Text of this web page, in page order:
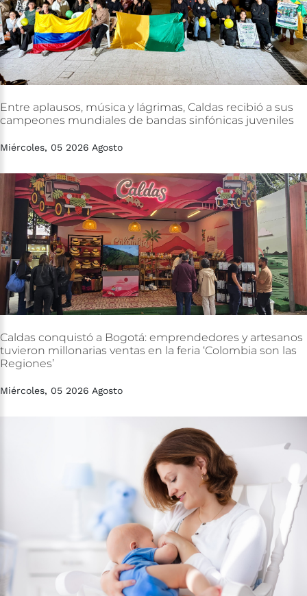
Entre aplausos, música y lágrimas, Caldas recibió a sus
campeones mundiales de bandas sinfónicas juveniles
Miércoles, 05 2026 Agosto
Caldas conquistó a Bogotá: emprendedores y artesanos
tuvieron millonarias ventas en la feria ‘Colombia son las
Regiones’
Miércoles, 05 2026 Agosto